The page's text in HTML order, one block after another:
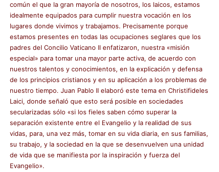
común el que la gran mayoría de nosotros, los laicos, estamos
idealmente equipados para cumplir nuestra vocación en los
lugares donde vivimos y trabajamos. Precisamente porque
estamos presentes en todas las ocupaciones seglares que los
padres del Concilio Vaticano II enfatizaron, nuestra «misión
especial» para tomar una mayor parte activa, de acuerdo con
nuestros talentos y conocimientos, en la explicación y defensa
de los principios cristianos y en su aplicación a los problemas de
nuestro tiempo. Juan Pablo II elaboró este tema en Christifideles
Laici, donde señaló que esto será posible en sociedades
secularizadas sólo «si los fieles saben cómo superar la
separación existente entre el Evangelio y la realidad de sus
vidas, para, una vez más, tomar en su vida diaria, en sus familias,
su trabajo, y la sociedad en la que se desenvuelven una unidad
de vida que se manifiesta por la inspiración y fuerza del
Evangelio».